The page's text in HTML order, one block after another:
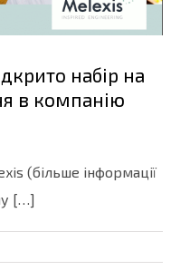
набір на
в компанію
(більше інформації
[…]